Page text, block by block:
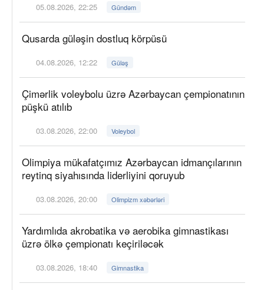
05.08.2026, 22:25 Gündəm
Qusarda güləşin dostluq körpüsü
04.08.2026, 12:22 Güləş
Çimərlik voleybolu üzrə Azərbaycan çempionatının
püşkü atılıb
03.08.2026, 22:00 Voleybol
Olimpiya mükafatçımız Azərbaycan idmançılarının
reytinq siyahısında liderliyini qoruyub
03.08.2026, 20:00 Olimpizm xəbərləri
Yardımlıda akrobatika və aerobika gimnastikası
üzrə ölkə çempionatı keçiriləcək
03.08.2026, 18:40 Gimnastika